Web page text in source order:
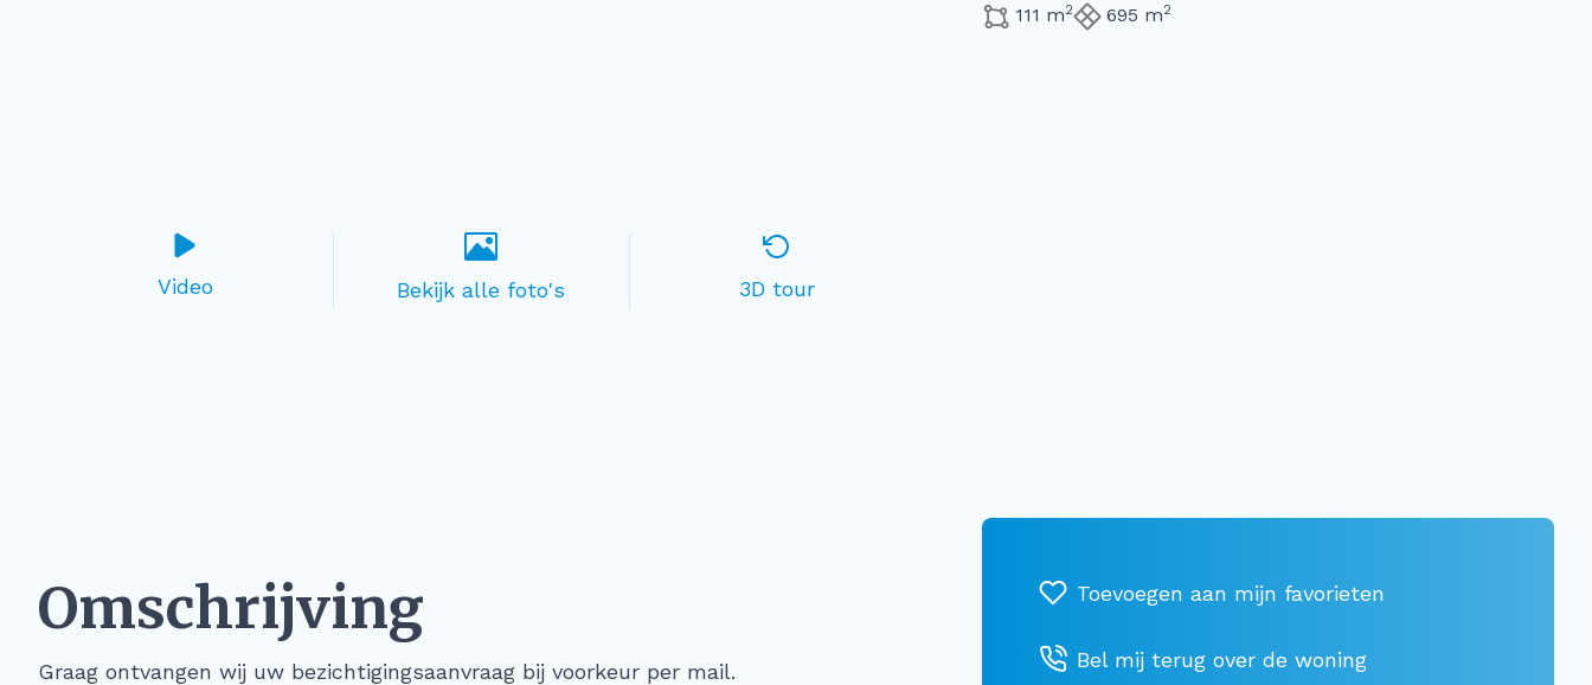
Video 3D tour
111 m2 695 m2
Omschrijving
Graag ontvangen wij uw bezichtigingsaanvraag bij voorkeur per mail.
Bel mij terug over de woning